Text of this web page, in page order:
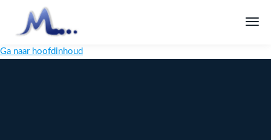
Ga naar hoofdinhoud